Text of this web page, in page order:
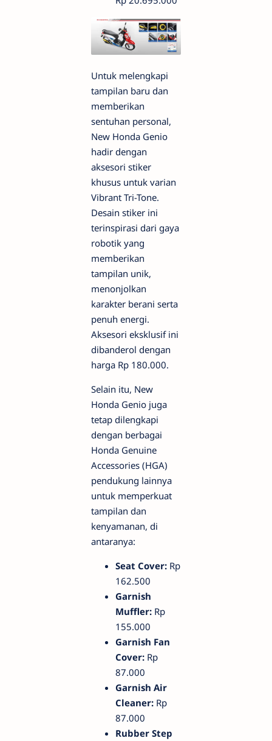
Untuk melengkapi
tampilan baru dan
memberikan
sentuhan personal,
New Honda Genio
hadir dengan
aksesori stiker
khusus untuk varian
Vibrant Tri-Tone.
Desain stiker ini
terinspirasi dari gaya
robotik yang
memberikan
tampilan unik,
menonjolkan
karakter berani serta
penuh energi.
Aksesori eksklusif ini
dibanderol dengan
harga Rp 180.000.
Selain itu, New
Honda Genio juga
tetap dilengkapi
dengan berbagai
Honda Genuine
Accessories (HGA)
pendukung lainnya
untuk memperkuat
tampilan dan
kenyamanan, di
antaranya:
Seat Cover: Rp
162.500
Garnish
Muffler: Rp
155.000
Garnish Fan
Cover: Rp
87.000
Garnish Air
Cleaner: Rp
87.000
Rubber Step